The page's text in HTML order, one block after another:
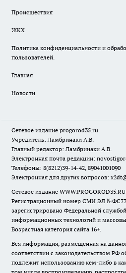
Происшествия
ЖКХ
Политика конфиденциальности и
пользователей.
Главная
Новости
Сетевое издание progorod35.ru
Учредитель: Ламбринаки А.В.
Главный редактор: Ламбринаки А.В.
Электронная почта редакции:
Телефоны: 8(8212)39-14-42, 89041001090
Электронная для других вопросов:
Сетевое издание
Регистрационный номер СМИ ЭЛ №ФС77-
зарегистрировано Федеральной
информационных технологий и
Возрастная категория сайта 16+.
Вся информация, размещенная на
соответствии с законодательством РФ
подлежит использованию кем-либо в